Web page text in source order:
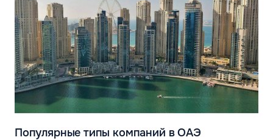
Популярные типы компаний в ОАЭ